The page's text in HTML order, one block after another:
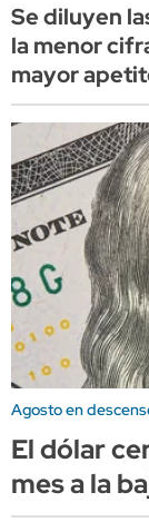
Se diluyen
la menor
mayor
Agosto en
El dólar
mes a la